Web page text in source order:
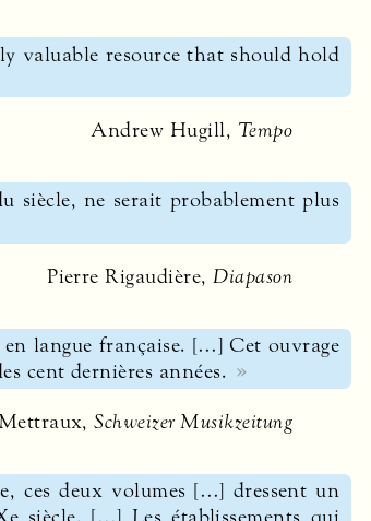
valuable resource that should hold
Andrew Hugill, Tempo
siècle, ne serait probablement plus
Pierre Rigaudière,Diapason
langue française. […] Cet ouvrage
cent dernières années.
Schweizer Musikzeitung
ces deux volumes […] dressent un